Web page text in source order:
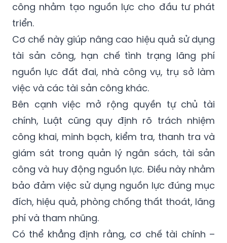
công nhằm tạo nguồn lực cho đầu tư phát
triển.
Cơ chế này giúp nâng cao hiệu quả sử dụng
tài sản công, hạn chế tình trạng lãng phí
nguồn lực đất đai, nhà công vụ, trụ sở làm
việc và các tài sản công khác.
Bên cạnh việc mở rộng quyền tự chủ tài
chính, Luật cũng quy định rõ trách nhiệm
công khai, minh bạch, kiểm tra, thanh tra và
giám sát trong quản lý ngân sách, tài sản
công và huy động nguồn lực. Điều này nhằm
bảo đảm việc sử dụng nguồn lực đúng mục
đích, hiệu quả, phòng chống thất thoát, lãng
phí và tham nhũng.
Có thể khẳng định rằng, cơ chế tài chính –